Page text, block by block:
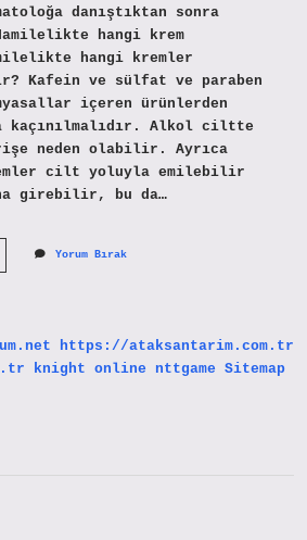
danıştıktan sonra
hangi krem
hangi kremler
Kafein ve sülfat ve paraben
içeren ürünlerden
kaçınılmalıdır. Alkol ciltte
neden olabilir. Ayrıca
cilt yoluyla emilebilir
girebilir, bu da…
Yorum Bırak
https://ataksantarim.com.tr
knight online nttgame Sitemap